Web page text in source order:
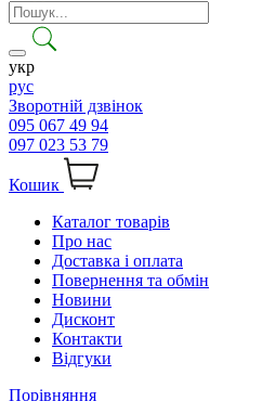
укр
рус
Зворотній дзвінок
095 067 49 94
097 023 53 79
Кошик
Каталог товарів
Про нас
Доставка і оплата
Повернення та обмін
Новини
Дисконт
Контакти
Відгуки
Порівняння